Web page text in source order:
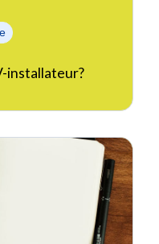
installateur?